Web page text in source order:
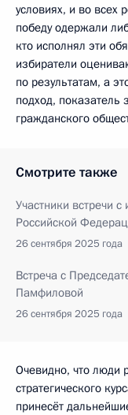
условиях, и во всех
победу одержали
кто исполнял эти
избиратели
по результатам, а
подход, показатель
гражданского
Смотрите также
Участники встречи
Российской
26 сентября 2025 года
Встреча с
Памфиловой
26 сентября 2025 года
Очевидно, что люди
стратегического
принесёт